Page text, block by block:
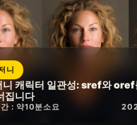
니
니 캐릭터 일관성: sref와 oref
집니다
: 약10분소요